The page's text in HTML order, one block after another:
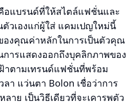
อแบรนด์ที่ให้สไตล์แฟชั่นและ
วเองแก่ผู้ใส่ แคมเปญใหม่นี้
งคุณค่าหลักในการเป็นตัวคุณ
การแสดงออกถึงบุคลิกภาพของ
าตามเทรนด์แฟชั่นที่พร้อม
ลา แว่นตา Bolon เชื่อว่าการ
าย เป็นวิธีเดียวที่จะเคารพตัว